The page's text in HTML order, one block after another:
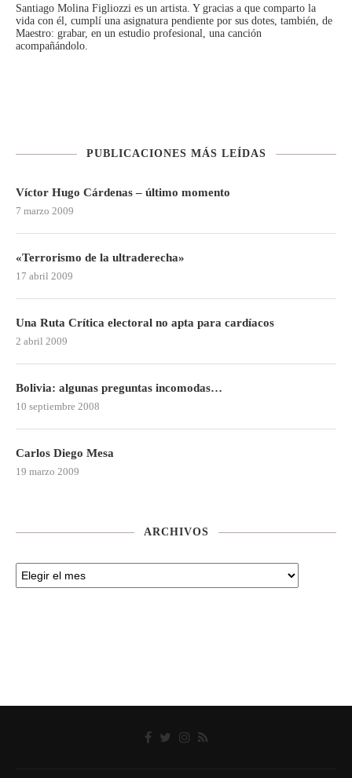
Santiago Molina Figliozzi es un artista. Y gracias a que comparto la
vida con él, cumplí una asignatura pendiente por sus dotes, también, de
Maestro: grabar, en un estudio profesional, una canción
acompañándolo.
PUBLICACIONES MÁS LEÍDAS
Víctor Hugo Cárdenas – último momento
7 marzo 2009
«Terrorismo de la ultraderecha»
17 abril 2009
Una Ruta Crítica electoral no apta para cardíacos
2 abril 2009
Bolivia: algunas preguntas incomodas…
10 septiembre 2008
Carlos Diego Mesa
19 marzo 2009
ARCHIVOS